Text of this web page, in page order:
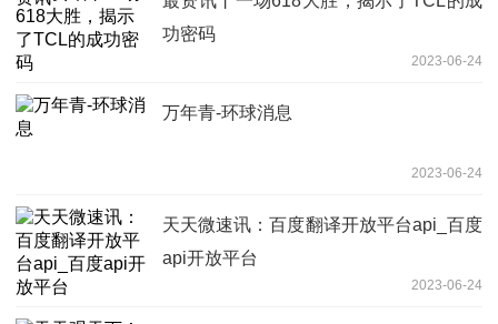
功密码
2023-06-24
万年青-环球消息
2023-06-24
天天微速讯：百度翻译开放平台api_百度
api开放平台
2023-06-24